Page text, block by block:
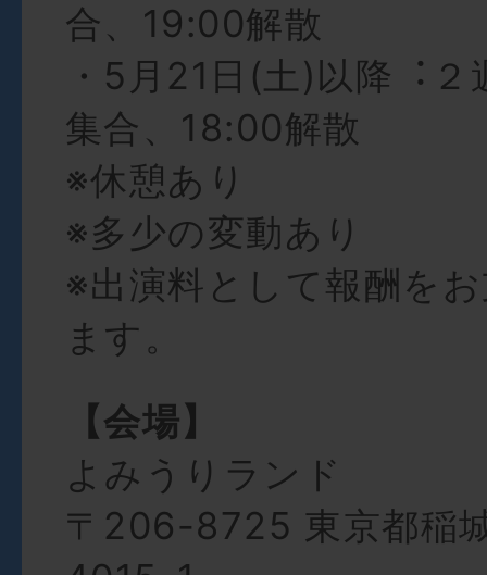
合、19:00解散
・5⽉21⽇(⼟)以降︓
集合、18:00解散
※休憩あり
※多少の変動あり
※出演料として報酬を
ます。
【会場】
よみうりランド
〒206-8725 東京都稲